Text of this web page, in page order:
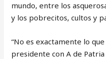
mundo, entre los
y los pobrecitos, cultos y
“No es exactamente lo
presidente con A de